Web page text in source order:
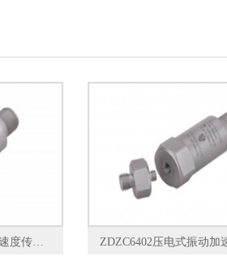
ZDZC6401压电式振动速度传感器